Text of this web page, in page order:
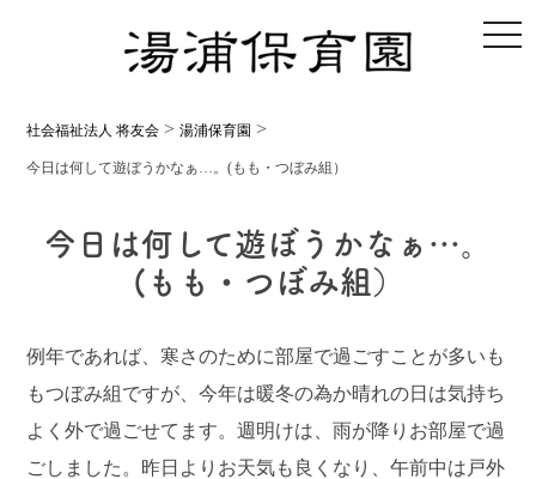
社会福祉法人 将友会 >湯浦保育園 >
今日は何して遊ぼうかなぁ…。(もも・つぼみ組）
今日は何して遊ぼうかなぁ…。
(もも・つぼみ組）
例年であれば、寒さのために部屋で過ごすことが多いも
もつぼみ組ですが、今年は暖冬の為か晴れの日は気持ち
よく外で過ごせてます。週明けは、雨が降りお部屋で過
ごしました。昨日よりお天気も良くなり、午前中は戸外